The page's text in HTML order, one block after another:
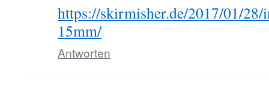
https://skirmisher.de/2017/01/
15mm/
Antworten